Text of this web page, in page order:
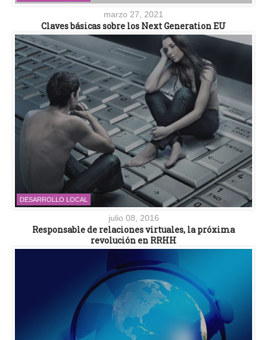
marzo 27, 2021
Claves básicas sobre los Next Generation EU
DESARROLLO LOCAL
julio 08, 2016
Responsable de relaciones virtuales, la próxima
revolución en RRHH